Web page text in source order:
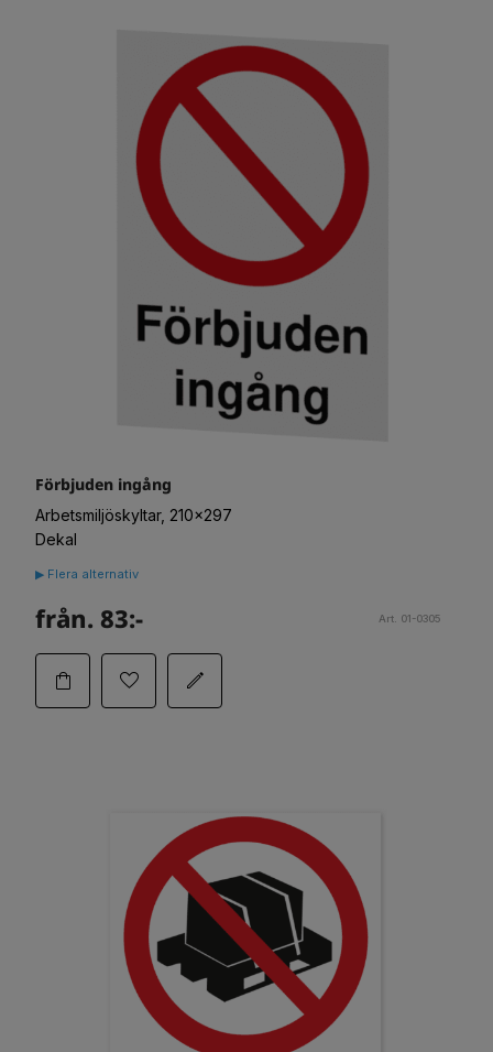
Förbjuden ingång
Arbetsmiljöskyltar, 210x297
Dekal
▶ Flera alternativ
från. 83:- Art. 01-0305